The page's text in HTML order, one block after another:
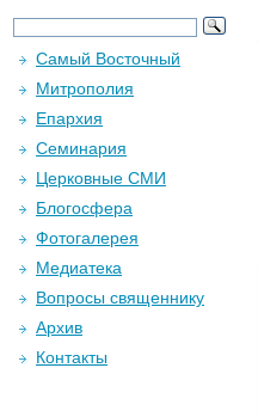
Самый Восточный
Митрополия
Епархия
Семинария
Церковные СМИ
Блогосфера
Фотогалерея
Медиатека
Вопросы священнику
Архив
Контакты